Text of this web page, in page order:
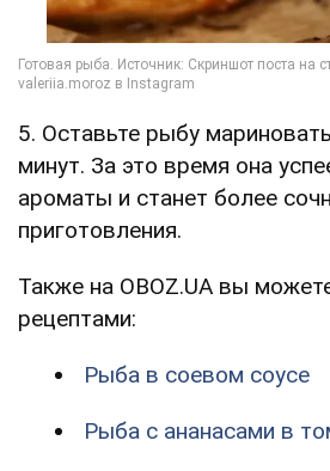
5. Оставьте рыбу
минут. За это время она
ароматы и станет более
приготовления.
Также на OBOZ.UA вы
рецептами:
Рыба в соевом соусе
Рыба с ананасами в